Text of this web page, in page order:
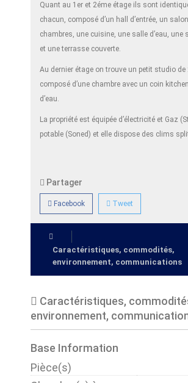
Quant au 1er et 2éme étage ils sont
chacun, composé d’un hall d’entrée, un
chambres, une cuisine, une salle d’eau, une
et une terrasse couverte.
Au dernier étage on trouve un petit studio de
composé d’une chambre avec un coin
d’eau.
La propriété est équipée d’électricité et Gaz
potable (Soned) et elle dispose des clims
Partager
Facebook Tweet
Caractéristiques, commodités,
environnement, communications
Caractéristiques,
environnement,
Base Information
Pièce(s)